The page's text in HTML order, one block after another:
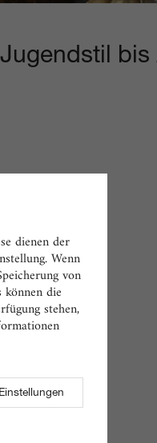
bis
dienen der
Wenn
von
die
stehen,
Einstellungen